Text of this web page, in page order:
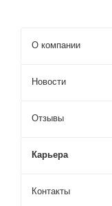
О компании
Новости
Отзывы
Карьера
Контакты